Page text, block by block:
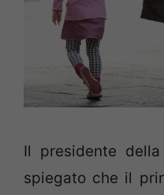
Il presidente della
spiegato che il